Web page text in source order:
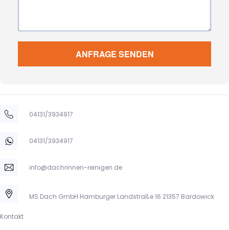
ANFRAGE SENDEN
Kontakt
04131/3934917
04131/3934917
info@dachrinnen-reinigen.de
MS Dach GmbH Hamburger Landstraße 16 21357 Bardowick